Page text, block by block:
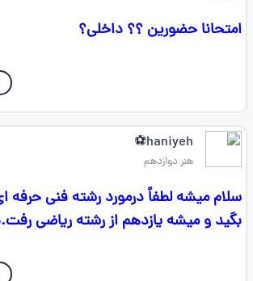
امتحانا حضورین ؟؟ داخلی؟
haniyeh⚽
هنر دوازدهم
سلام میشه لطفاً درمورد رشته فنی حرفه
بگید و میشه یازدهم از رشته ریاضی